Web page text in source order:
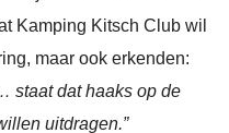
Kamping Kitsch Club wil
maar ook erkenden:
staat dat haaks op de
uitdragen.”